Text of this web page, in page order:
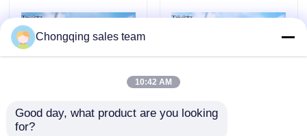
Blog
인용문을 요구하세요
고전압 교류 전동기
시멘트 산업에 사용되
Chongqing sales team
10:42 AM
Good day, what product are you looking
for?